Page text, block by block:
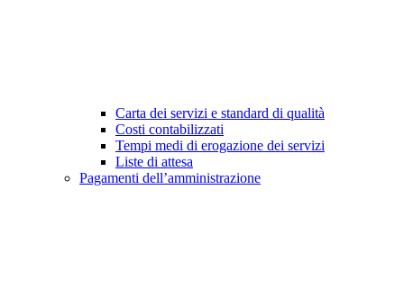
Carta dei servizi e standard di qualità
Costi contabilizzati
Tempi medi di erogazione dei servizi
Liste di attesa
Pagamenti dell’amministrazione